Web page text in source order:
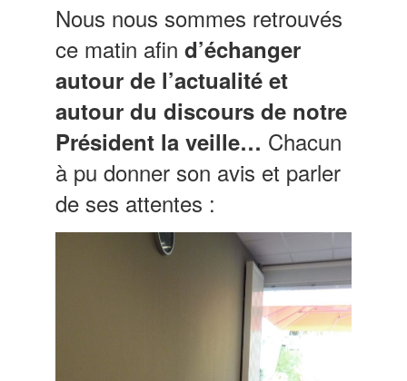
Nous nous sommes retrouvés
ce matin afind’échanger
autour de l’actualité et
autour du discours de notre
Président la veille… Chacun
à pu donner son avis et parler
de ses attentes :